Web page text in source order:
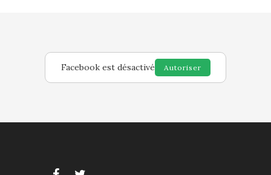
Facebook est désactivé Autoriser